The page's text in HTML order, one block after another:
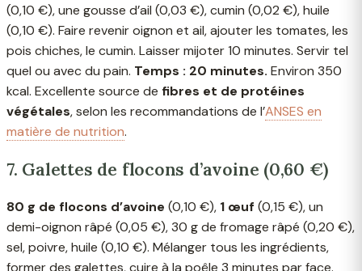
(0,10 €), une gousse d’ail (0,03 €), cumin (0,02 €), huile
(0,10 €). Faire revenir oignon et ail, ajouter les tomates, les
pois chiches, le cumin. Laisser mijoter 10 minutes. Servir tel
quel ou avec du pain. Temps : 20 minutes. Environ 350
kcal. Excellente source de fibres et de protéines
végétales, selon les recommandations de l’ANSES en
matière de nutrition.
7. Galettes de flocons d’avoine (0,60 €)
80 g de flocons d’avoine (0,10 €), 1 œuf (0,15 €), un
demi-oignon râpé (0,05 €), 30 g de fromage râpé (0,20 €),
sel, poivre, huile (0,10 €). Mélanger tous les ingrédients,
former des galettes, cuire à la poêle 3 minutes par face.